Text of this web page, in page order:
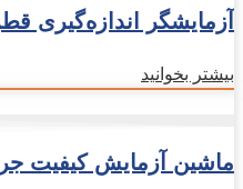
آزمایشگر اندازه‌گیری
بیشتر بخوانید
ماشین آزمایش کیفیت